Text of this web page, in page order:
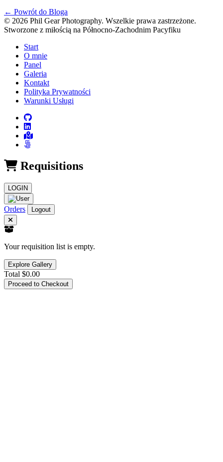
← Powrót do Bloga
© 2026 Phil Gear Photography. Wszelkie prawa zastrzeżone.
Stworzone z miłością na Północno-Zachodnim Pacyfiku
Start
O mnie
Panel
Galeria
Kontakt
Polityka Prywatności
Warunki Usługi
Requisitions
LOGIN
Orders Logout
Your requisition list is empty.
Explore Gallery
Total $0.00
Proceed to Checkout